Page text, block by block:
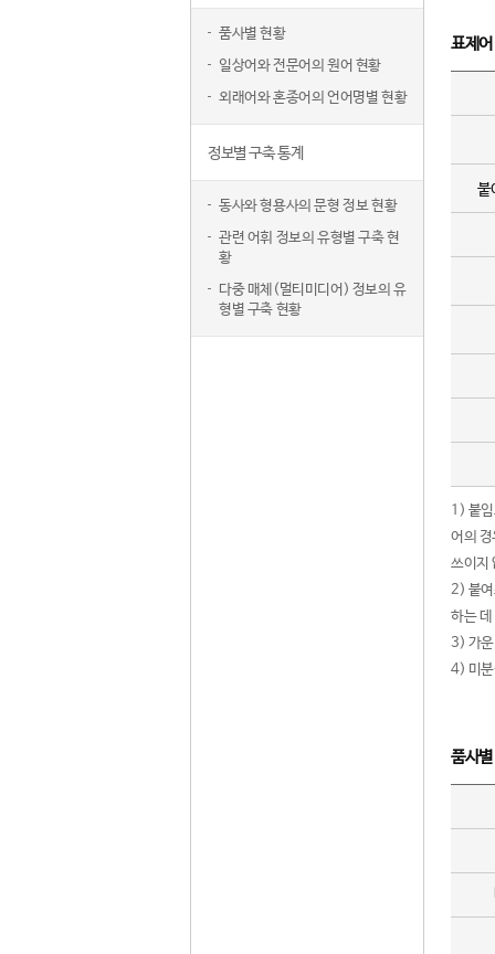
품사별 현황
일상어와 전문어의 원어 현황
외래어와 혼종어의 언어명별 현황
정보별 구축 통계
동사와 형용사의 문형 정보 현황
관련 어휘 정보의 유형별 구축 현
황
다중 매체(멀티미디어) 정보의 유
형별 구축 현황
표제
붙
1) 붙
어의
쓰이지
2) 붙여
하는
3) 가운
4) 미분
품사